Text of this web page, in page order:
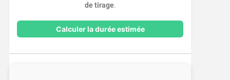
de tirage.
Calculer la durée estimée